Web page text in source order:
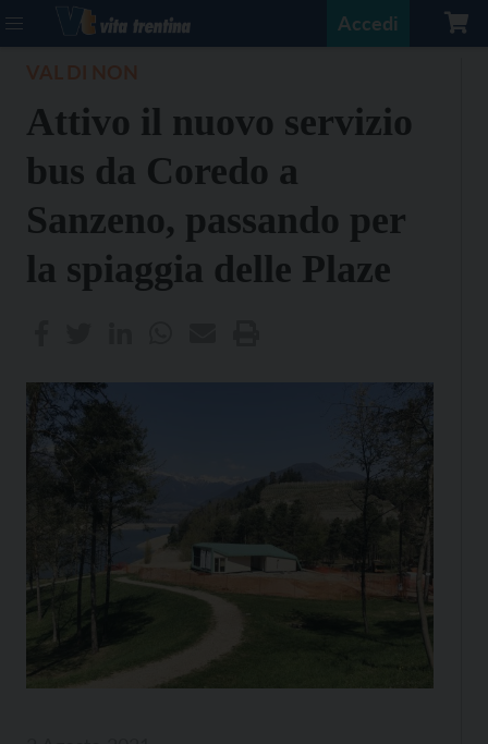
Accedi
Attivo il nuovo servizio
bus da Coredo a
Sanzeno, passando per
la spiaggia delle Plaze